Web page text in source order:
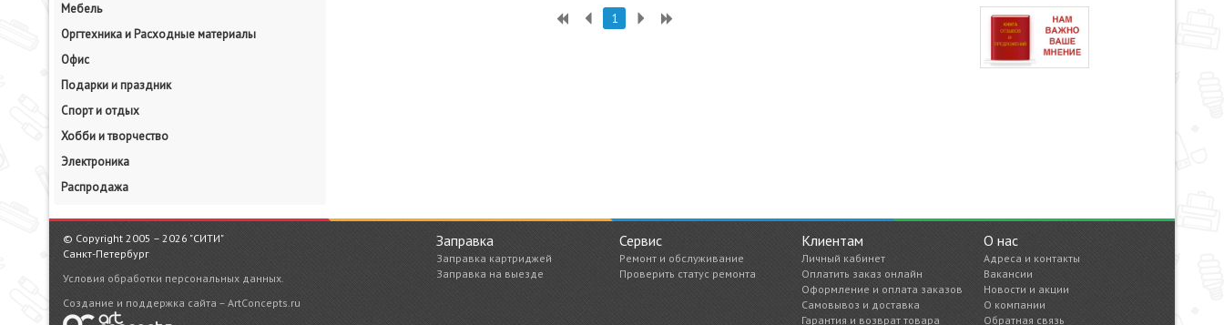
Мебель
Оргтехника и Расходные материалы
Офис
Подарки и праздник
Спорт и отдых
Хобби и творчество
Электроника
Распродажа
1
Заправка
Заправка картриджей
Заправка на выезде
Сервис
Ремонт и обслуживание
Проверить статус ремонта
Клиентам
Личный кабинет
Оплатить заказ онлайн
Оформление и оплата заказов
Самовывоз и доставка
Гарантия и возврат товара
О нас
Адреса и контакты
Вакансии
Новости и акции
О компании
Обратная связь
© Copyright 2005 – 2026 "СИТИ"
Санкт-Петербург
Условия обработки персональных данных.
Создание и поддержка сайта – ArtConcepts.ru